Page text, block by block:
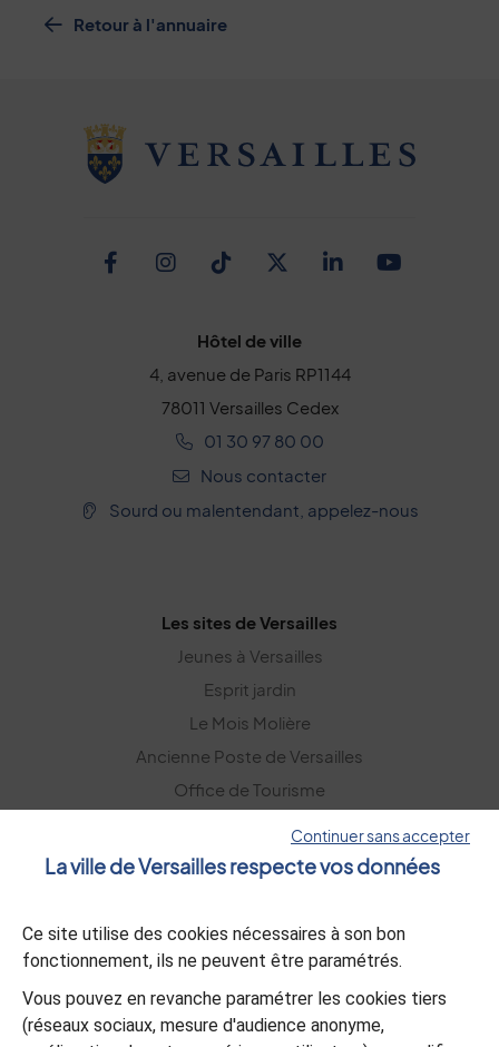
Retour à l'annuaire
Facebook
Instagram
TikTokTwitter
Linkedin
Hôtel de ville
4, avenue de Paris RP1144
78011 Versailles Cedex
01 30 97 80 00
Nous contacter
Sourd ou malentendant, appelez-nous
Les sites de Versailles
Jeunes à Versailles
Esprit jardin
Le Mois Molière
Ancienne Poste de Versailles
Office de Tourisme
S’abonner
L’appli Versailles
Continuer sans accepter
La ville de Versailles respecte vos données
Ce site utilise des cookies nécessaires à son bon
fonctionnement, ils ne peuvent être paramétrés.
Vous pouvez en revanche paramétrer les cookies tiers
(réseaux sociaux, mesure d'audience anonyme,